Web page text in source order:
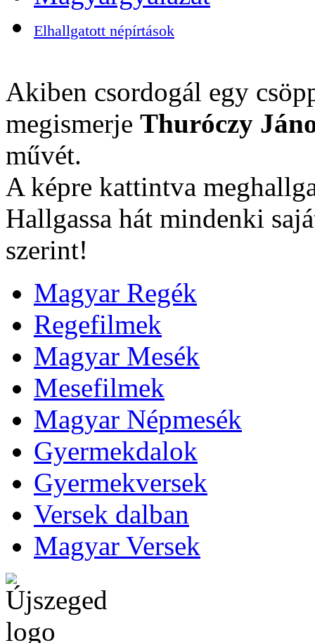
Elhallgatott népírtások
Akiben csordogál egy
megismerje Thuróczy
művét.
A képre kattintva
Hallgassa hát mindenki
szerint!
Magyar Regék
Regefilmek
Magyar Mesék
Mesefilmek
Magyar Népmesék
Gyermekdalok
Gyermekversek
Versek dalban
Magyar Versek